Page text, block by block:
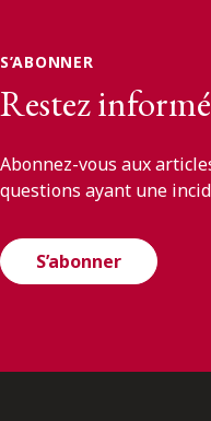
S’ABONNER
Restez informé
Abonnez-vous aux
questions ayant une
S’abonner